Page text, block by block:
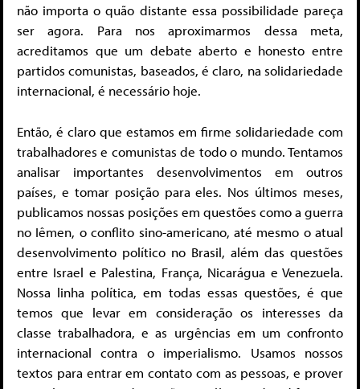
não importa o quão distante essa possibilidade pareça
ser agora. Para nos aproximarmos dessa meta,
acreditamos que um debate aberto e honesto entre
partidos comunistas, baseados, é claro, na solidariedade
internacional, é necessário hoje.
Então, é claro que estamos em firme solidariedade com
trabalhadores e comunistas de todo o mundo. Tentamos
analisar importantes desenvolvimentos em outros
países, e tomar posição para eles. Nos últimos meses,
publicamos nossas posições em questões como a guerra
no Iêmen, o conflito sino-americano, até mesmo o atual
desenvolvimento político no Brasil, além das questões
entre Israel e Palestina, França, Nicarágua e Venezuela.
Nossa linha política, em todas essas questões, é que
temos que levar em consideração os interesses da
classe trabalhadora, e as urgências em um confronto
internacional contra o imperialismo. Usamos nossos
textos para entrar em contato com as pessoas, e prover